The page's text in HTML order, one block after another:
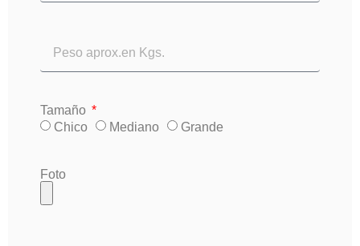
Tamaño
Chico
Mediano Grande
Foto